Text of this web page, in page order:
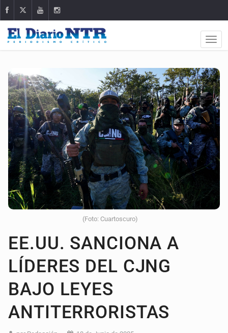
(Foto: Cuartoscuro)
EE.UU. SANCIONA A
LÍDERES DEL CJNG
BAJO LEYES
ANTITERRORISTAS